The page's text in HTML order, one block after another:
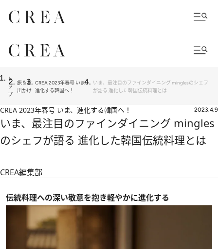
ト
ッ
プ
旅＆お
出かけ
CREA 2023年春号 いま、
進化する韓国へ！
いま、最注目のファインダイニング minglesのシェフ
が語る 進化した韓国伝統料理とは
CREA 2023年春号 いま、進化する韓国へ！ 2023.4.9
いま、最注目のファインダイニング mingles
のシェフが語る 進化した韓国伝統料理とは
CREA編集部
伝統料理への深い敬意を抱き軽やかに進化する